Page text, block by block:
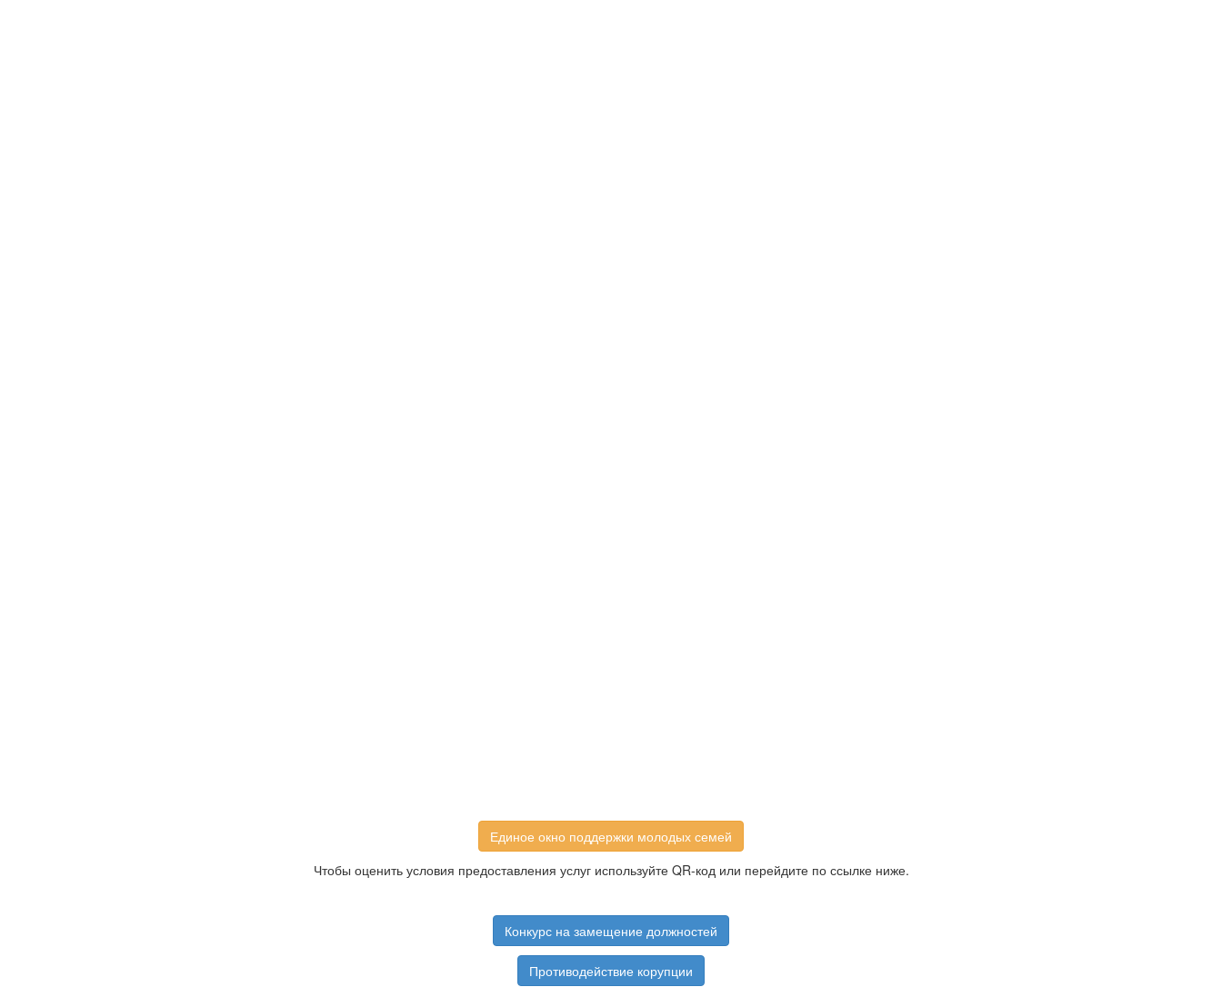
Единое окно поддержки молодых семей
Чтобы оценить условия предоставления услуг используйте QR-код или перейдите по ссылке ниже.
Конкурс на замещение должностей
Противодействие корупции